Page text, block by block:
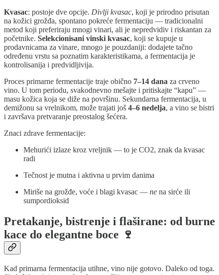
Kvasac: postoje dve opcije. Divlji kvasac, koji je prirodno prisutan
na kožici grožđa, spontano pokreće fermentaciju — tradicionalni
metod koji preferiraju mnogi vinari, ali je nepredvidiv i riskantan za
početnike. Selekcionisani vinski kvasac, koji se kupuje u
prodavnicama za vinare, mnogo je pouzdaniji: dodajete tačno
određenu vrstu sa poznatim karakteristikama, a fermentacija je
kontrolisanija i predvidljivija.
Proces primarne fermentacije traje obično 7–14 dana za crveno
vino. U tom periodu, svakodnevno mešajte i pritiskajte “kapu” —
masu kožica koja se diže na površinu. Sekundarna fermentacija, u
demižonu sa vrelnikom, može trajati još 4–6 nedelja, a vino se bistri
i završava pretvaranje preostalog šećera.
Znaci zdrave fermentacije:
Mehurići izlaze kroz vreljnik — to je CO2, znak da kvasac
radi
Tečnost je mutna i aktivna u prvim danima
Miriše na grožđe, voće i blagi kvasac — ne na sirće ili
sumpordioksid
Pretakanje, bistrenje i flaširane: od burne
kace do elegantne boce 🍷
Kad primarna fermentacija utihne, vino nije gotovo. Daleko od toga.